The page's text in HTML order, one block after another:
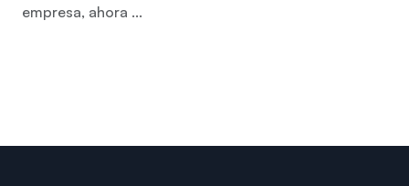
empresa, ahora ...